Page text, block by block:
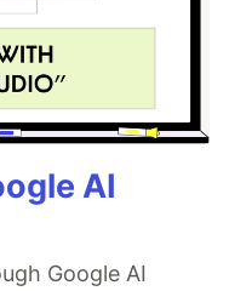
AI
Google AI